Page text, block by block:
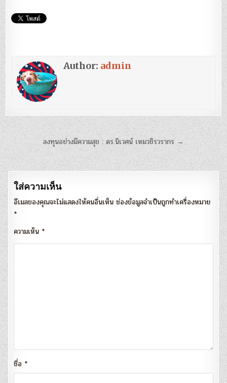
Author: admin
แนะแนว
เรื่อง
ลงทุนอย่างมีความสุข : ดร.นิเวศน์ เหมวชิรวรากร →
ใส่ความเห็น
อีเมลของคุณจะไม่แสดงให้คนอื่นเห็น ช่องข้อมูลจำเป็นถูกทำเครื่องหมาย
*
ความเห็น *
ชื่อ *